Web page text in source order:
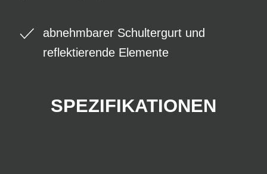
abnehmbarer Schultergurt und
reflektierende Elemente
SPEZIFIKATIONEN